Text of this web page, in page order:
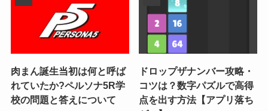
肉まん誕生当初は何と呼ば
れていたか?ペルソナ5R学
校の問題と答えについて
ドロップザナンバー攻略・
コツは？数字パズルで高得
点を出す方法【アプリ落ち